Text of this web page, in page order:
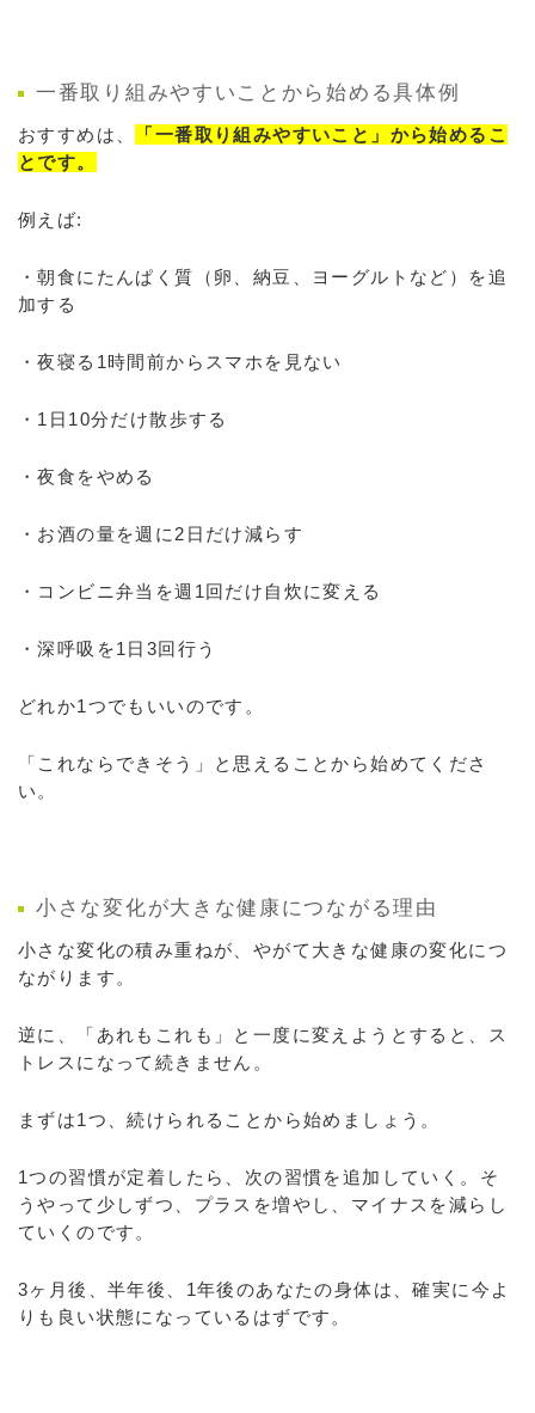
一番取り組みやすいことから始める具体例
おすすめは、
「一番取り組みやすいこと」から始めるこ
とです。
例えば:
・朝食にたんぱく質（卵、納豆、ヨーグルトなど）を追
加する
・夜寝る1時間前からスマホを見ない
・1日10分だけ散歩する
・夜食をやめる
・お酒の量を週に2日だけ減らす
・コンビニ弁当を週1回だけ自炊に変える
・深呼吸を1日3回行う
どれか1つでもいいのです。
「これならできそう」と思えることから始めてくださ
い。
小さな変化が大きな健康につながる理由
小さな変化の積み重ねが、やがて大きな健康の変化につ
ながります。
逆に、「あれもこれも」と一度に変えようとすると、ス
トレスになって続きません。
まずは1つ、続けられることから始めましょう。
1つの習慣が定着したら、次の習慣を追加していく。そ
うやって少しずつ、プラスを増やし、マイナスを減らし
ていくのです。
3ヶ月後、半年後、1年後のあなたの身体は、確実に今よ
りも良い状態になっているはずです。